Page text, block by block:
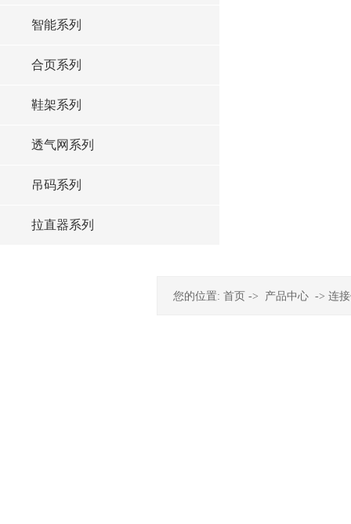
智能系列
合页系列
鞋架系列
透气网系列
吊码系列
拉直器系列
您的位置: 首页 -> 产品中心 -> 连